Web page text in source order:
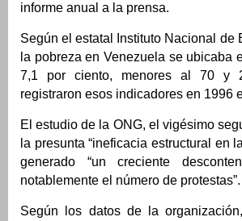
informe anual a la prensa.
Según el estatal Instituto Nacional de
la pobreza en Venezuela se ubicaba
7,1 por ciento, menores al 70 y
registraron esos indicadores en 1996
El estudio de la ONG, el vigésimo
la presunta “ineficacia estructural en
generado “un creciente
notablemente el número de protestas”.
Según los datos de la